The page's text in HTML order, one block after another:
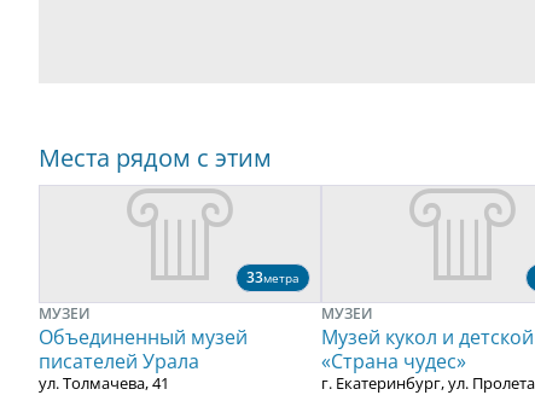
Места рядом с этим
33метра
МУЗЕИ
Объединенный музей
писателей Урала
ул. Толмачева, 41
МУЗЕИ
Музей кукол и
«Страна чудес»
г. Екатеринбург, ул.